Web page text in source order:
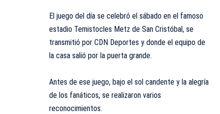
El juego del día se celebró el sábado en el famoso
estadio Temistocles Metz de San Cristóbal, se
transmitió por CDN Deportes y donde el equipo de
la casa salió por la puerta grande.
Antes de ese juego, bajo el sol candente y la alegría
de los fanáticos, se realizaron varios
reconocimientos.